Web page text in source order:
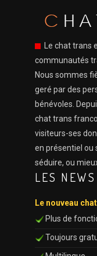
Le chat trans
communautés
Nous sommes
geré par des
bénévoles.
chat trans
visiteurs-ses
en présentiel ou
séduire, ou
LES
Le nouveau
Plus de
Toujours